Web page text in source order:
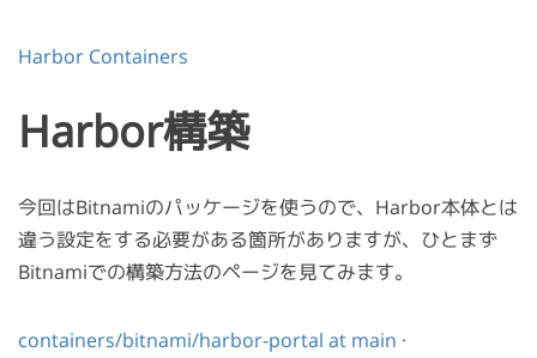
Harbor Containers
Harbor構築
今回はBitnamiのパッケージを使うので、Harbor本体とは
違う設定をする必要がある箇所がありますが、ひとまず
Bitnamiでの構築方法のページを見てみます。
containers/bitnami/harbor-portal at main ·